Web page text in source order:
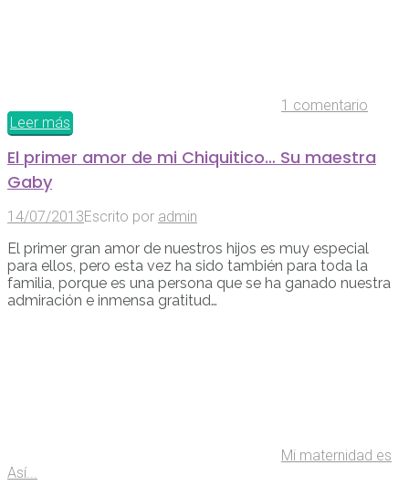
1 comentario
Leer más
El primer amor de mi Chiquitico… Su maestra
Gaby
14/07/2013Escrito por admin
El primer gran amor de nuestros hijos es muy especial
para ellos, pero esta vez ha sido también para toda la
familia, porque es una persona que se ha ganado nuestra
admiración e inmensa gratitud…
Mi maternidad es
Así...